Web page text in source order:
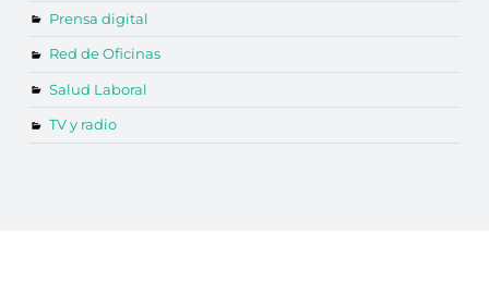
Prensa digital
Red de Oficinas
Salud Laboral
TV y radio